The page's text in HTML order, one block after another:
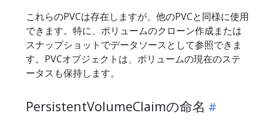
これらのPVCは存在しますが、他のPVCと同様に使用
できます。特に、ボリュームのクローン作成または
スナップショットでデータソースとして参照できま
す。PVCオブジェクトは、ボリュームの現在のステ
ータスも保持します。
PersistentVolumeClaimの命名